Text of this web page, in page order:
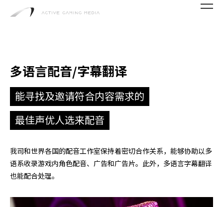
多语言配音/字幕翻译
能寻找及邀请符合内容需求的
最佳声优人选来配音
我司和世界各国的配音工作室保持着密切合作关系，能够协助以多
语系收录游戏内角色配音、广告和广告片。此外，多语言字幕翻译
也能配合处理。